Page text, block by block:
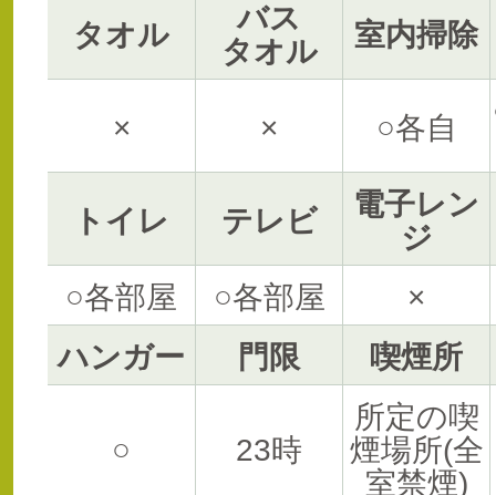
タオル
バス
タオル
室内掃除
× × ○各自
トイレ テレビ
電子レン
ジ
○各部屋
○各部屋
×
ハンガー
門限 喫煙所
○ 23時
所定の喫
煙場所(全
室禁煙)